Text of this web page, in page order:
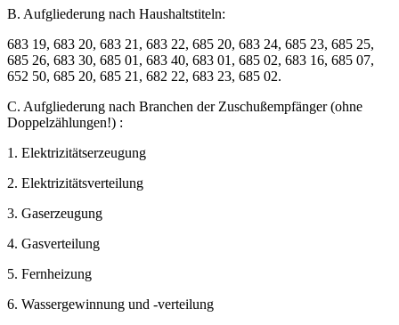
B. Aufgliederung nach Haushaltstiteln:
683 19, 683 20, 683 21, 683 22, 685 20, 683 24, 685 23, 685 25,
685 26, 683 30, 685 01, 683 40, 683 01, 685 02, 683 16, 685 07,
652 50, 685 20, 685 21, 682 22, 683 23, 685 02.
C. Aufgliederung nach Branchen der Zuschußempfänger (ohne
Doppelzählungen!) :
1. Elektrizitätserzeugung
2. Elektrizitätsverteilung
3. Gaserzeugung
4. Gasverteilung
5. Fernheizung
6. Wassergewinnung und -verteilung